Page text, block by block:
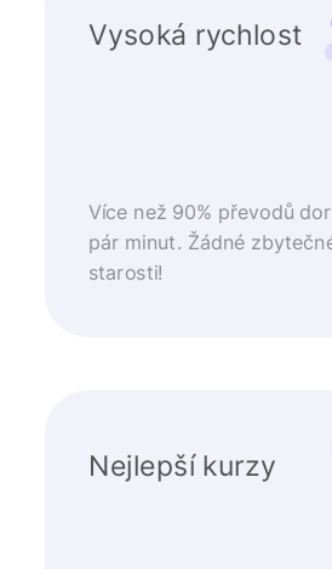
Vysoká rychlost
Více než 90% převodů
pár minut. Žádné
starosti!
Nejlepší kurzy